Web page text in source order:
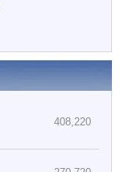
408,220